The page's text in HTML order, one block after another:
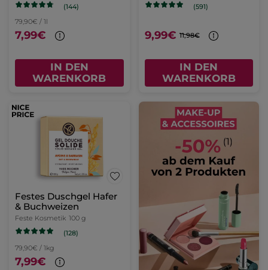
(144)
79,90€ / 1l
7,99€
IN DEN
WARENKORB
(591)
9,99€ 11,98€
IN DEN
WARENKORB
Festes Duschgel Hafer
& Buchweizen
Feste Kosmetik 100 g
(128)
79,90€ / 1kg
7,99€